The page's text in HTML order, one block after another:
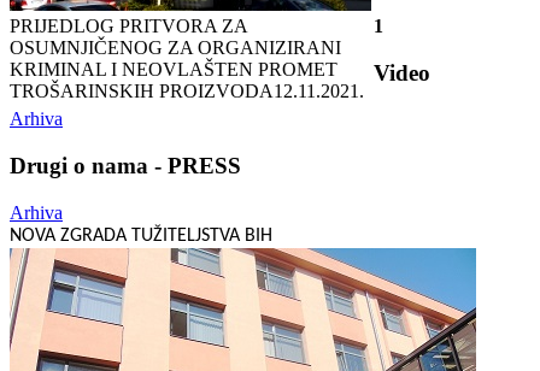
PRIJEDLOG PRITVORA ZA
OSUMNJIČENOG ZA ORGANIZIRANI
KRIMINAL I NEOVLAŠTEN PROMET
TROŠARINSKIH PROIZVODA12.11.2021.
1
Video
Arhiva
Drugi o nama - PRESS
Arhiva
NOVA ZGRADA TUŽITELJSTVA BIH